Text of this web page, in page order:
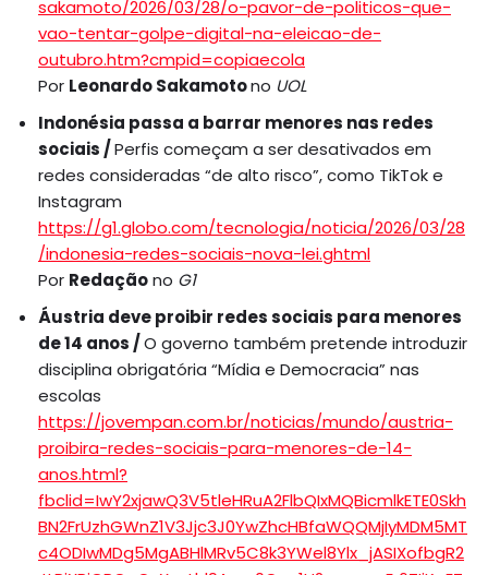
sakamoto/2026/03/28/o-pavor-de-politicos-que-
vao-tentar-golpe-digital-na-eleicao-de-
outubro.htm?cmpid=copiaecola
Por Leonardo Sakamotono UOL
Indonésia passa a barrar menores nas redes
sociais /Perfis começam a ser desativados em
redes consideradas “de alto risco”, como TikTok e
Instagram
https://g1.globo.com/tecnologia/noticia/2026/03/28
/indonesia-redes-sociais-nova-lei.ghtml
Por Redaçãono G1
Áustria deve proibir redes sociais para menores
de 14 anos /O governo também pretende introduzir
disciplina obrigatória “Mídia e Democracia” nas
escolas
https://jovempan.com.br/noticias/mundo/austria-
proibira-redes-sociais-para-menores-de-14-
anos.html?
fbclid=IwY2xjawQ3V5tleHRuA2FlbQIxMQBicmlkETE0Skh
BN2FrUzhGWnZ1V3Jjc3J0YwZhcHBfaWQQMjIyMDM5MT
c4ODIwMDg5MgABHlMRv5C8k3YWel8Ylx_jASIXofbgR2